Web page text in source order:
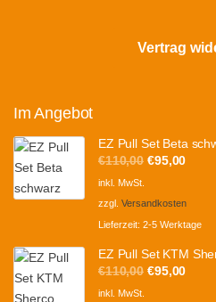
Vertrag
Im Angebot
EZ Pull Set Beta
€110,00
war:
€110,00
€95,00
ist:
inkl. MwSt.
zzgl. Versandkosten
Lieferzeit: 2-5 Werktage
EZ Pull Set KTM
€110,00 €95,00
inkl. MwSt.